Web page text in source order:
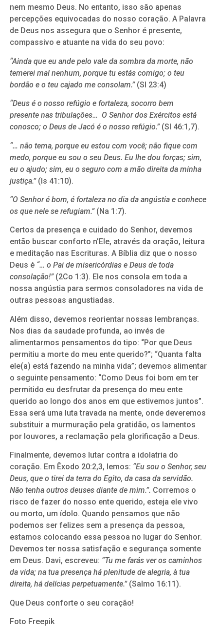
nem mesmo Deus. No entanto, isso são apenas
percepções equivocadas do nosso coração. A Palavra
de Deus nos assegura que o Senhor é presente,
compassivo e atuante na vida do seu povo:
“Ainda que eu ande pelo vale da sombra da morte, não
temerei mal nenhum, porque tu estás comigo; o teu
bordão e o teu cajado me consolam.” (Sl 23:4)
“Deus é o nosso refúgio e fortaleza, socorro bem
presente nas tribulações… O Senhor dos Exércitos está
conosco; o Deus de Jacó é o nosso refúgio.” (Sl 46:1,7).
“… não tema, porque eu estou com você; não fique com
medo, porque eu sou o seu Deus. Eu lhe dou forças; sim,
eu o ajudo; sim, eu o seguro com a mão direita da minha
justiça.”(Is 41:10).
“O Senhor é bom, é fortaleza no dia da angústia e conhece
os que nele se refugiam.” (Na 1:7).
Certos da presença e cuidado do Senhor, devemos
então buscar conforto n’Ele, através da oração, leitura
e meditação nas Escrituras. A Bíblia diz que o nosso
Deus é “… o Pai de misericórdias e Deus de toda
consolação!”(2Co 1:3). Ele nos consola em toda a
nossa angústia para sermos consoladores na vida de
outras pessoas angustiadas.
Além disso, devemos reorientar nossas lembranças.
Nos dias da saudade profunda, ao invés de
alimentarmos pensamentos do tipo: “Por que Deus
permitiu a morte do meu ente querido?”; “Quanta falta
ele(a) está fazendo na minha vida”; devemos alimentar
o seguinte pensamento: “Como Deus foi bom em ter
permitido eu desfrutar da presença do meu ente
querido ao longo dos anos em que estivemos juntos”.
Essa será uma luta travada na mente, onde deveremos
substituir a murmuração pela gratidão, os lamentos
por louvores, a reclamação pela glorificação a Deus.
Finalmente, devemos lutar contra a idolatria do
coração. Em Êxodo 20:2,3, lemos: “Eu sou o Senhor, seu
Deus, que o tirei da terra do Egito, da casa da servidão.
Não tenha outros deuses diante de mim.”. Corremos o
risco de fazer do nosso ente querido, esteja ele vivo
ou morto, um ídolo. Quando pensamos que não
podemos ser felizes sem a presença da pessoa,
estamos colocando essa pessoa no lugar do Senhor.
Devemos ter nossa satisfação e segurança somente
em Deus. Davi, escreveu: “Tu me farás ver os caminhos
da vida; na tua presença há plenitude de alegria, à tua
direita, há delícias perpetuamente.” (Salmo 16:11).
Que Deus conforte o seu coração!
Foto Freepik